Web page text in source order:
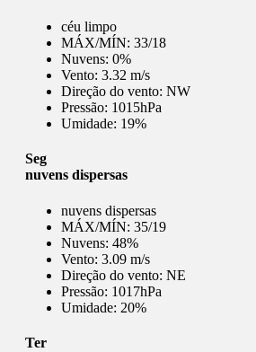
céu limpo
MÁX/MÍN: 33/18
Nuvens: 0%
Vento: 3.32 m/s
Direção do vento: NW
Pressão: 1015hPa
Umidade: 19%
Seg
nuvens dispersas
nuvens dispersas
MÁX/MÍN: 35/19
Nuvens: 48%
Vento: 3.09 m/s
Direção do vento: NE
Pressão: 1017hPa
Umidade: 20%
Ter